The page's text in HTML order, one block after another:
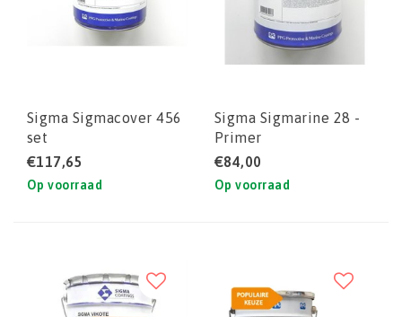
Sigma Sigmacover 456
set
€117,65
Op voorraad
Sigma Sigmarine 28 -
Primer
€84,00
Op voorraad